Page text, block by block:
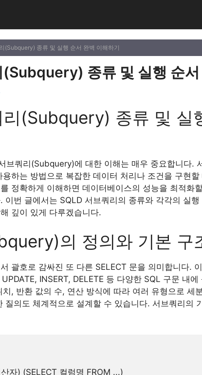
(Subquery) 종류 및 실행 순서 완벽 이해하기
종류 및 실행 순서
(Subquery) 종류 및 실
브쿼리(Subquery)에 대한 이해는 매우 중요합니다.
하는 방법으로 복잡한 데이터 처리나 조건을 구현
정확하게 이해하면 데이터베이스의 성능을 최적화
이번 글에서는 SQLD 서브쿼리의 종류와 각각의 실
깊이 있게 다루겠습니다.
의 정의와 기본 구
괄호로 감싸진 또 다른 SELECT 문을 의미합니다.
INSERT, DELETE 등 다양한 SQL 구문 내
, 반환 값의 수, 연산 방식에 따라 여러 유형으로 세
질의도 체계적으로 설계할 수 있습니다. 서브쿼리의